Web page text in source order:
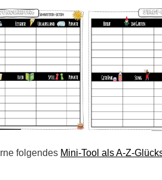
folgendes Mini-Tool als A-Z-